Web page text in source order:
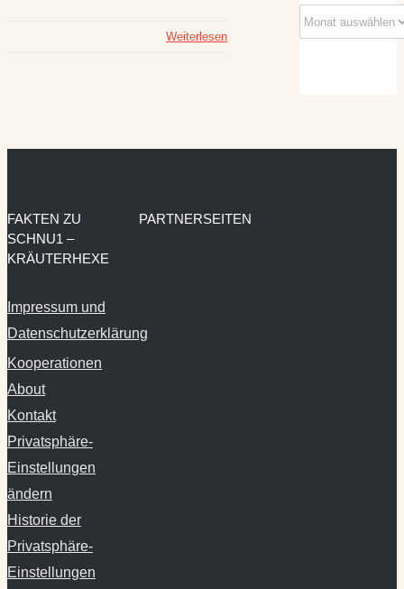
Weiterlesen
FAKTEN ZU
SCHNU1 –
KRÄUTERHEXE
Impressum und
Datenschutzerklärung
Kooperationen
About
Kontakt
Privatsphäre-
Einstellungen
ändern
Historie der
Privatsphäre-
Einstellungen
PARTNERSEITEN